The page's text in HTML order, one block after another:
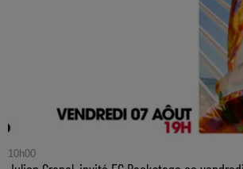
10h00